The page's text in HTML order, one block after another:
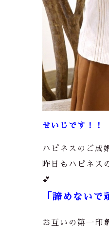
せいじです！！
ハピネスのご成
昨日もハピネス
💕
「諦めない
お互いの第一印